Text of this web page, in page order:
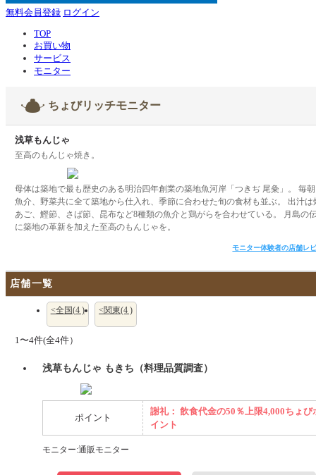
無料会員登録 ログイン
TOP
お買い物
サービス
モニター
ちょびリッチモニター
浅草もんじゃ
至高のもんじゃ焼き。
母体は築地で最も歴史のある明治四年創業の築地魚河岸「つきぢ 尾粂」。 毎
魚介、野菜共に全て築地から仕入れ、季節に合わせた旬の食材も並ぶ。 出汁は
あご、鰹節、さば節、昆布など8種類の魚介と鶏がらを合わせている。 月島の
に築地の革新を加えた至高のもんじゃを。
モニター体験者の店舗レ
店舗一覧
<全国(4 ) <関東(4 )
1〜4件(全4件）
浅草もんじゃ もきち（料理品質調査）
ポイント
謝礼： 飲食代金の50％上限4,000ちょび
イント
モニター:通販モニター